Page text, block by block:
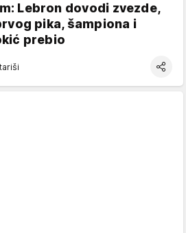
Lebron dovodi zvezde,
pika, šampiona i
prebio